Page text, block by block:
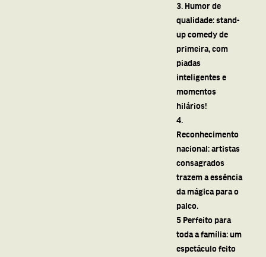
3. Humor de
qualidade: stand-
up comedy de
primeira, com
piadas
inteligentes e
momentos
hilários!
4.
Reconhecimento
nacional: artistas
consagrados
trazem a essência
da mágica para o
palco.
5 Perfeito para
toda a família: um
espetáculo feito